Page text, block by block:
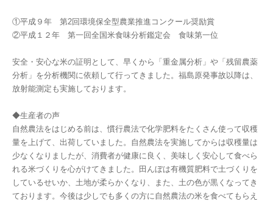
①平成９年 第2回環境保全型農業推進コンクール奨励賞
②平成１２年 第一回全国米食味分析鑑定会 食味第一位
安全・安心な米の証明として、早くから「重金属分析」や「残留農薬
分析」を分析機関に依頼して行ってきました。福島原発事故以降は、
放射能測定も実施しております。
◆生産者の声
自然農法をはじめる前は、慣行農法で化学肥料をたくさん使って収穫
量を上げて、出荷していました。自然農法を実施してからは収穫量は
少なくなりましたが、消費者が健康に良く、美味しく安心して食べら
れる米づくりを心がけてきました。田んぼは有機質肥料で土づくりを
しているせいか、土地が柔らかくなり、また、土の色が黒くなってき
ております。今後は少しでも多くの方に自然農法の米を食べてもらえ